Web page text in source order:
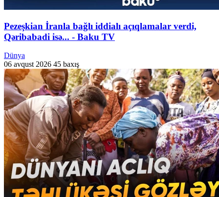
Pezeşkian İranla bağlı iddialı açıqlamalar verdi,
Qəribabadi isə... - Baku TV
Dünya
06 avqust 2026 45 baxış